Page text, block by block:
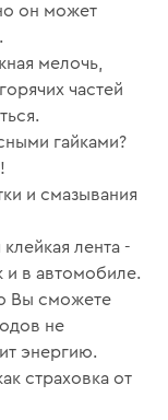
он может
мелочь,
частей
гайками?
и смазывания
лента -
и в автомобиле.
Вы сможете
не
энергию.
страховка от